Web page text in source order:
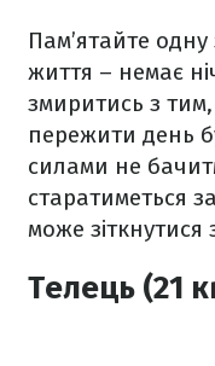
Пам’ятайте
життя – немає
змиритись з
пережити день
силами не
старатиметься
може
Телець (21